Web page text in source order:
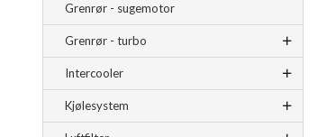
Grenrør - sugemotor
Grenrør - turbo
Intercooler
Kjølesystem